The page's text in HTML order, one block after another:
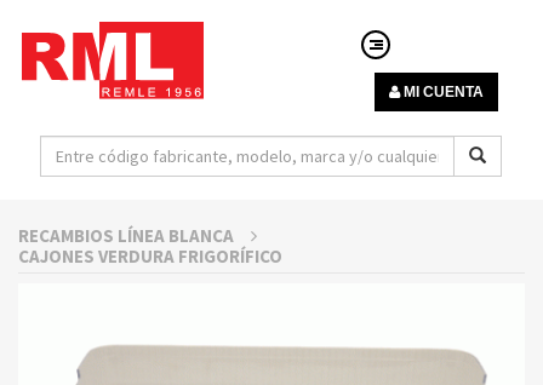
MI CUENTA
RECAMBIOS LÍNEA BLANCA
CAJONES VERDURA FRIGORÍFICO